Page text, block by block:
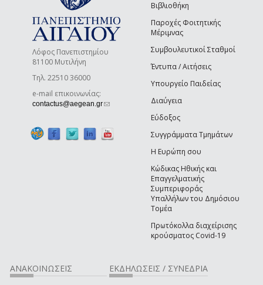
Λόφος Πανεπιστημίου
81100 Μυτιλήνη
Τηλ. 22510 36000
e-mail επικοινωνίας:
contactus@aegean.gr(link sends e-mail)
Βιβλιοθήκη
Παροχές Φοιτητικής
Μέριμνας
Συμβουλευτικοί Σταθμοί
Έντυπα / Αιτήσεις
Υπουργείο Παιδείας
Διαύγεια
Εύδοξος
Συγγράμματα Τμημάτων
Η Ευρώπη σου
Κώδικας Ηθικής και
Επαγγελματικής
Συμπεριφοράς
Υπαλλήλων του Δημόσιου
Τομέα
Πρωτόκολλα διαχείρισης
κρούσματος Covid-19
ΑΝΑΚΟΙΝΩΣΕΙΣ ΕΚΔΗΛΩΣΕΙΣ / ΣΥΝΕΔΡΙΑ